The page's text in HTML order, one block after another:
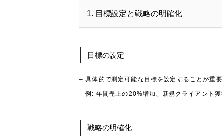
1. 目標設定と戦略の明確化
目標の設定
– 具体的で測定可能な目標を設定することが重要
– 例: 年間売上の20%増加、新規クライアント獲
戦略の明確化